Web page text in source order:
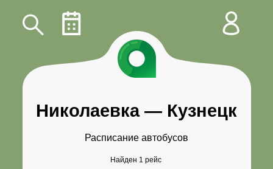
Николаевка— Кузнецк
Расписание автобусов
Найден 1 рейс